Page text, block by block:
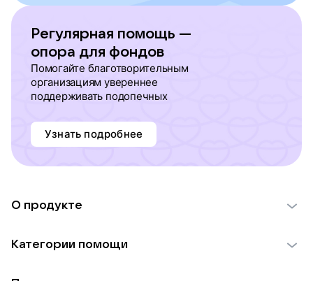
Регулярная помощь —
опора для фондов
Помогайте благотворительным
организациям увереннее
поддерживать подопечных
Узнать подробнее
О продукте
Использование материалов
Категории помощи